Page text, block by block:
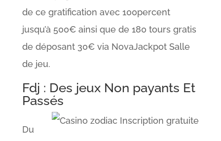
de ce gratification avec 100percent
jusqu’à 500€ ainsi que de 180 tours gratis
de déposant 30€ via NovaJackpot Salle
de jeu.
Fdj : Des jeux Non payants Et
Passés
Du